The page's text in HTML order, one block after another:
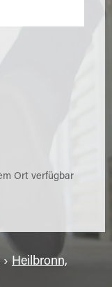
Ort verfügbar
› Heilbronn,